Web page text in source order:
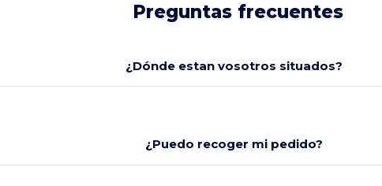
Preguntas frecuentes
¿Dónde estan vosotros situados?
¿Puedo recoger mi pedido?